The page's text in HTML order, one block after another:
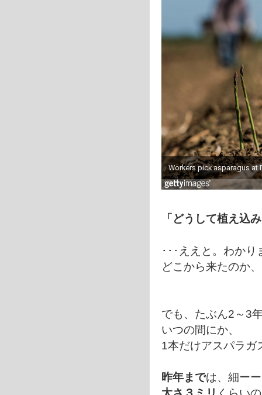
「どうして植え込
･･･ええと。わかり
どこから来たのか
でも、たぶん2～3
いつの間にか、
1本だけアスパラ
昨年までは、細ー